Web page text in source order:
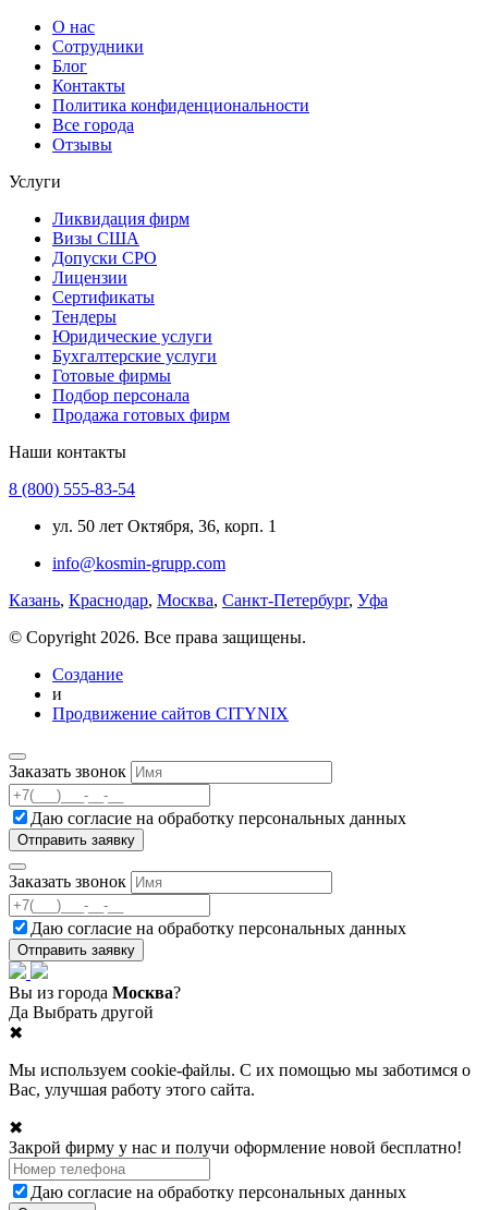
О нас
Сотрудники
Блог
Контакты
Политика конфиденциональности
Все города
Отзывы
Услуги
Ликвидация фирм
Визы США
Допуски СРО
Лицензии
Сертификаты
Тендеры
Юридические услуги
Бухгалтерские услуги
Готовые фирмы
Подбор персонала
Продажа готовых фирм
Наши контакты
8 (800) 555-83-54
ул. 50 лет Октября, 36, корп. 1
info@kosmin-grupp.com
Казань, Краснодар, Москва, Санкт-Петербург, Уфа
© Copyright 2026. Все права защищены.
Создание
и
Продвижение сайтов CITYNIX
Заказать звонок
Даю согласие на обработку персональных данных
Заказать звонок
Даю согласие на обработку персональных данных
Вы из города Москва?
Да Выбрать другой
✖
Мы используем cookie-файлы. С их помощью мы заботимся о
Вас, улучшая работу этого сайта.
✖
Закрой фирму у нас и получи оформление новой бесплатно!
Даю согласие на обработку персональных данных